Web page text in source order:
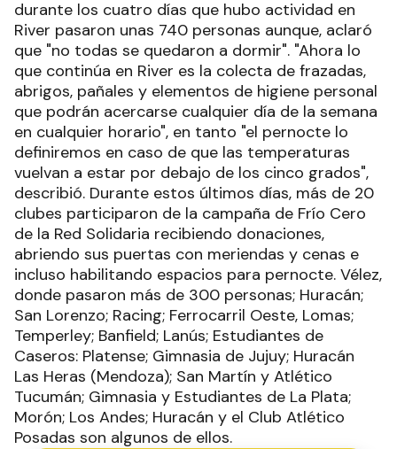
durante los cuatro días que hubo actividad en
River pasaron unas 740 personas aunque, aclaró
que "no todas se quedaron a dormir". "Ahora lo
que continúa en River es la colecta de frazadas,
abrigos, pañales y elementos de higiene personal
que podrán acercarse cualquier día de la semana
en cualquier horario", en tanto "el pernocte lo
definiremos en caso de que las temperaturas
vuelvan a estar por debajo de los cinco grados",
describió. Durante estos últimos días, más de 20
clubes participaron de la campaña de Frío Cero
de la Red Solidaria recibiendo donaciones,
abriendo sus puertas con meriendas y cenas e
incluso habilitando espacios para pernocte. Vélez,
donde pasaron más de 300 personas; Huracán;
San Lorenzo; Racing; Ferrocarril Oeste, Lomas;
Temperley; Banfield; Lanús; Estudiantes de
Caseros: Platense; Gimnasia de Jujuy; Huracán
Las Heras (Mendoza); San Martín y Atlético
Tucumán; Gimnasia y Estudiantes de La Plata;
Morón; Los Andes; Huracán y el Club Atlético
Posadas son algunos de ellos.